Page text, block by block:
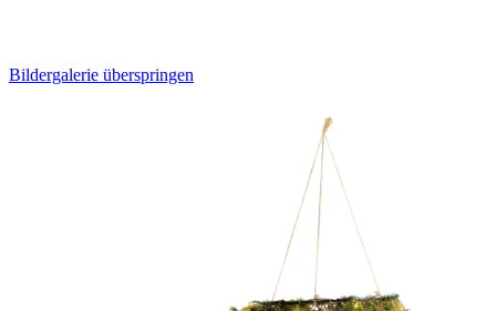
Bildergalerie überspringen